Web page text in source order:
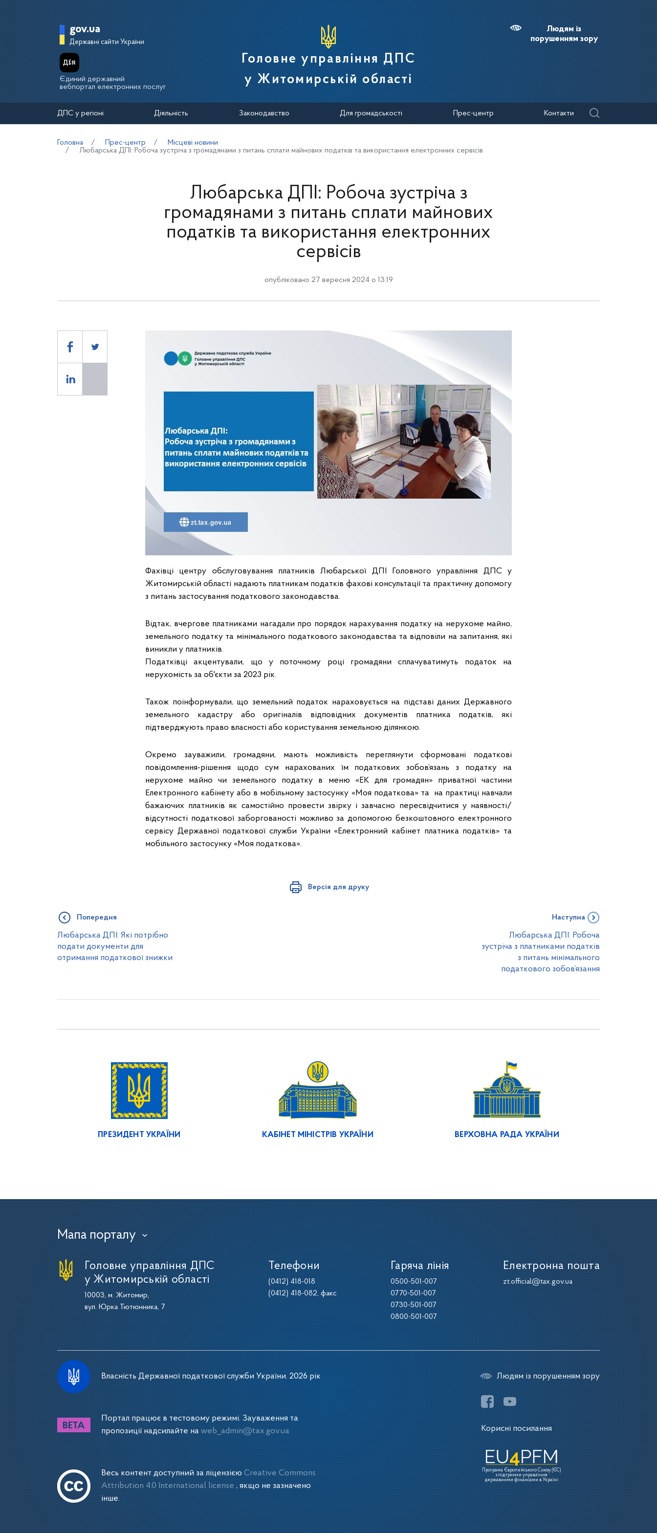
Головна сторінка Державної податкової служби України
gov.ua
Державні сайти України
Єдиний державний
вебпортал електронних послуг
Головне управління ДПС
у Житомирській області
Людям із
порушенням зору
ДПС у регіоні Діяльність Законодавство Для громадськості Прес-центр Контакти
Головна Прес-центр
Місцеві новини
Любарська ДПІ: Робоча зустріча з громадянами з питань сплати майнових податків та використання електронних сервісів
Любарська ДПІ: Робоча зустріча з
громадянами з питань сплати майнових
податків та використання електронних
сервісів
опубліковано 27 вересня 2024 о 13:19
Фахівці центру обслуговування платників Любарської ДПІ Головного управління ДПС у
Житомирській області надають платникам податків фахові консультації та практичну допомогу
з питань застосування податкового законодавства.
Відтак, вчергове платниками нагадали про порядок нарахування податку на нерухоме майно,
земельного податку та мінімального податкового законодавства та відповіли на запитання, які
виникли у платників.
Податківці акцентували, що у поточному році громадяни сплачуватимуть податок на
нерухомість за об'єкти за 2023 рік.
Також поінформували, що земельний податок нараховується на підставі даних Державного
земельного кадастру або оригіналів відповідних документів платника податків, які
підтверджують право власності або користування земельною ділянкою.
Окремо зауважили, громадяни, мають можливість переглянути сформовані податкові
повідомлення-рішення щодо сум нарахованих їм податкових зобов’язань з податку на
нерухоме майно чи земельного податку в меню «ЕК для громадян» приватної частини
Електронного кабінету або в мобільному застосунку «Моя податкова» та на практиці навчали
бажаючих платників як самостійно провести звірку і завчасно пересвідчитися у наявності/
відсутності податкової заборгованості можливо за допомогою безкоштовного електронного
сервісу Державної податкової служби України «Електронний кабінет платника податків» та
мобільного застосунку «Моя податкова».
Версія для друку
Попередня
Любарська ДПІ: Які потрібно
подати документи для
отримання податкової знижки
Наступна
Любарська ДПІ: Робоча
зустріча з платниками податків
з питань мінімального
податкового зобов’язання
ПРЕЗИДЕНТ УКРАЇНИ КАБІНЕТ МІНІСТРІВ УКРАЇНИ ВЕРХОВНА РАДА УКРАЇНИ
Мапа порталу ›
Головне управління ДПС
у Житомирській області
10003, м. Житомир,
вул. Юрка Тютюнника, 7
Телефони
(0412) 418-018
(0412) 418-082, факс
Гаряча лінія
0500-501-007
0770-501-007
0730-501-007
0800-501-007
Електронна пошта
zt.official@tax.gov.ua
Власність Державної податкової служби України. 2026 рік
Портал працює в тестовому режимі. Зауваження та
пропозиції надсилайте на web_admin@tax.gov.ua
Весь контент доступний за ліцензією Creative Commons
Attribution 4.0 International license , якщо не зазначено
інше.
Людям із порушенням зору
Корисні посилання
Програма Європейського Союзу (ЄС)
з підтримки управління
державними фінансами в Україні